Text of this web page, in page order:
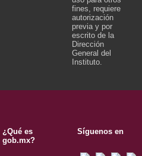
fines, requiere
autorización
previa y por
escrito de la
Dirección
General del
Instituto.
¿Qué es
gob.mx?
Síguenos en